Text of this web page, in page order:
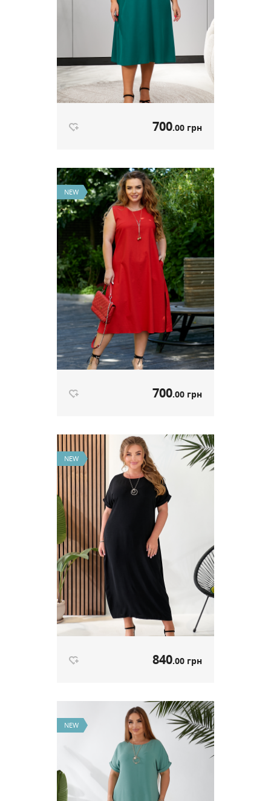
700.00 грн
Сукня зелений артикул 611
Ціна 700.00 грн
NEW
700.00 грн
Сукня червона артикул 611
Ціна .00 грн
NEW
840.00 грн
Сукня Boho чорний артикул 666
Ціна 840.00 грн
NEW